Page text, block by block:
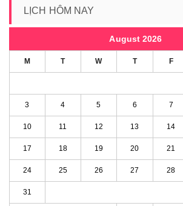
LỊCH HÔM NAY
August 2026
M T W T F
3 4 5 6 7
10 11 12 13 14
17 18 19 20 21
24 25 26 27 28
31